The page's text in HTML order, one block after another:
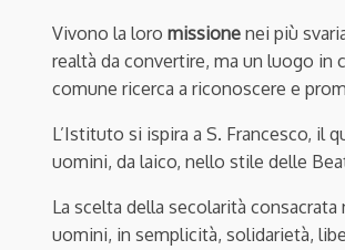
Vivono la loro missione nei più
realtà da convertire, ma un luogo in
comune ricerca a riconoscere e
L’Istituto si ispira a S. Francesco, il
uomini, da laico, nello stile delle
La scelta della secolarità
uomini, in semplicità, solidarietà,